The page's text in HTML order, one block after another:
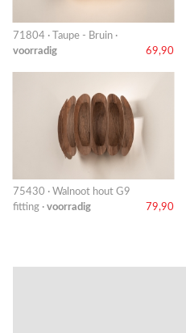
71804 · Taupe - Bruin ·
voorradig
69,90
75430 · Walnoot hout G9
fitting · voorradig 79,90